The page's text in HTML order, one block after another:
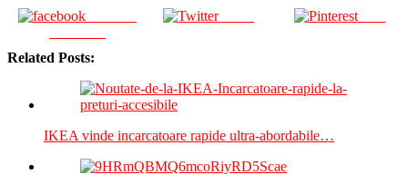
Tweet Save
Related Posts:
IKEA vinde incarcatoare rapide ultra-abordabile…